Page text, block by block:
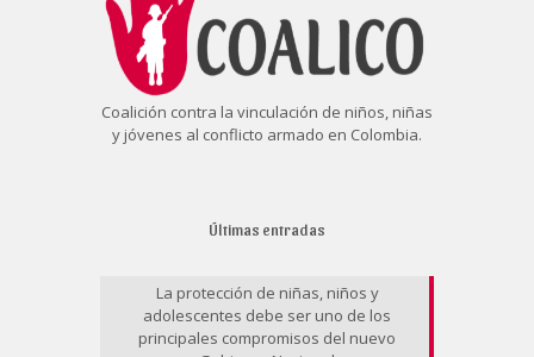
Coalición contra la vinculación de niños, niñas
y jóvenes al conflicto armado en Colombia.
Últimas entradas
La protección de niñas, niños y
adolescentes debe ser uno de los
principales compromisos del nuevo